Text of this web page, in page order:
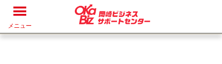
メニュー